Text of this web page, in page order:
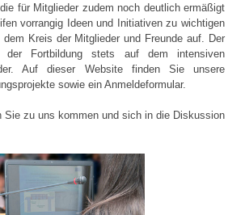
für Mitglieder zudem noch deutlich ermäßigt
vorrangig Ideen und Initiativen zu wichtigen
Kreis der Mitglieder und Freunde auf. Der
der Fortbildung stets auf dem intensiven
Auf dieser Website finden Sie unsere
sowie ein Anmeldeformular.
Sie zu uns kommen und sich in die Diskussion